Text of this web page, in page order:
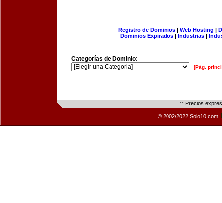
Registro de Dominios| Web Hosting |
Dominios Expirados | Industrias |
Categorías de Dominio:
[Pág.
** Precios
© 2002/2022 Solo10.com